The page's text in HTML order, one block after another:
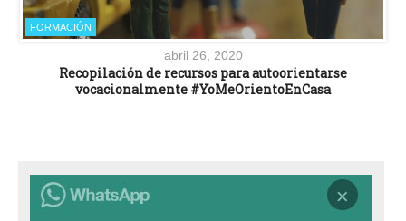
FORMACIÓN
abril 26, 2020
Recopilación de recursos para autoorientarse
vocacionalmente #YoMeOrientoEnCasa